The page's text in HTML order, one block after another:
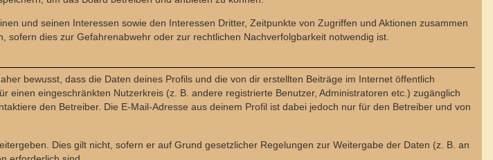
und seinen Interessen sowie den Interessen Dritter, Zeitpunkte von Zugriffen und Aktionen zusammen
dies zur Gefahrenabwehr oder zur rechtlichen Nachverfolgbarkeit notwendig ist.
bewusst, dass die Daten deines Profils und die von dir erstellten Beiträge im Internet öffentlich
eingeschränkten Nutzerkreis (z. B. andere registrierte Benutzer, Administratoren etc.) zugänglich
den Betreiber. Die E-Mail-Adresse aus deinem Profil ist dabei jedoch nur für den Betreiber und von
Dies gilt nicht, sofern er auf Grund gesetzlicher Regelungen zur Weitergabe der Daten (z. B. an